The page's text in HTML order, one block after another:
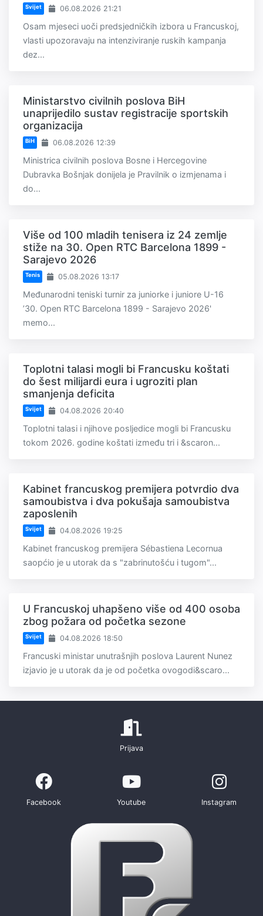
Svijet 06.08.2026 21:21
Osam mjeseci uoči predsjedničkih izbora u Francuskoj,
vlasti upozoravaju na intenziviranje ruskih kampanja
dez...
Ministarstvo civilnih poslova BiH
unaprijedilo sustav registracije sportskih
organizacija
BiH 06.08.2026 12:39
Ministrica civilnih poslova Bosne i Hercegovine
Dubravka Bošnjak donijela je Pravilnik o izmjenama i
do...
Više od 100 mladih tenisera iz 24 zemlje
stiže na 30. Open RTC Barcelona 1899 -
Sarajevo 2026
Tenis 05.08.2026 13:17
Međunarodni teniski turnir za juniorke i juniore U-16
’30. Open RTC Barcelona 1899 - Sarajevo 2026'
memo...
Toplotni talasi mogli bi Francusku koštati
do šest milijardi eura i ugroziti plan
smanjenja deficita
Svijet 04.08.2026 20:40
Toplotni talasi i njihove posljedice mogli bi Francusku
tokom 2026. godine koštati između tri i &scaron...
Kabinet francuskog premijera potvrdio dva
samoubistva i dva pokušaja samoubistva
zaposlenih
Svijet 04.08.2026 19:25
Kabinet francuskog premijera Sébastiena Lecornua
saopćio je u utorak da s "zabrinutošću i tugom"...
U Francuskoj uhapšeno više od 400 osoba
zbog požara od početka sezone
Svijet 04.08.2026 18:50
Francuski ministar unutrašnjih poslova Laurent Nunez
izjavio je u utorak da je od početka ovogodi&scaro...
Prijava
Facebook Youtube Instagram